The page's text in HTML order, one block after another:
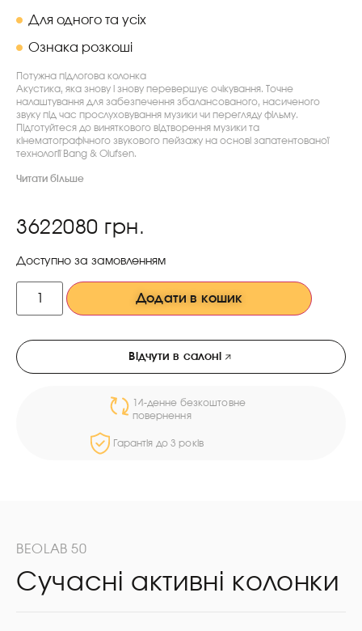
Для одного та усіх
Ознака розкоші
Потужна підлогова колонка
Акустика, яка знову і знову перевершує очікування. Точне
налаштування для забезпечення збалансованого, насиченого
звуку під час прослуховування музики чи перегляду фільму.
Підготуйтеся до виняткового відтворення музики та
кінематографічного звукового пейзажу на основі запатентованої
технології Bang & Olufsen.
Читати більше
3622080 грн.
Доступно за замовленням
Додати в кошик
Відчути в салоні
14-денне безкоштовне
повернення
Гарантія до 3 років
BEOLAB 50
Сучасні активні колонки